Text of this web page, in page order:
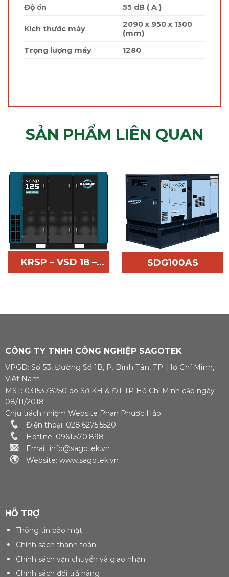
Độ ồn
55 dB ( A )
Kích thước máy
2090 x 950 x 1300
(mm)
Trọng lượng máy
1280
SẢN PHẨM LIÊN QUAN
KRSP – VSD 18 –
400
đầu trong ngành
trong về hiệu quả
suất từ 18 đến 400
kW, cung cấp lưu
CFM. [...]
SDG100AS
Kva Điện áp định
số Cosphi 0.8 Số
CÔNG TY TNHH CÔNG NGHIỆP SAGOTEK
VPGD: Số 53, Đường Số 1B, P. Bình Tân, TP. Hồ Chí Minh,
Việt Nam
MST: 0315378250 do Sở KH & ĐT TP Hồ Chí Minh cấp ngày
08/11/2018
Chịu trách nhiệm Website Phan Phước Hảo
Điện thoại: 028.6275.5520
Hotline: 0961.570.898
Email: info@sagotek.vn
Website: www.sagotek.vn
HỖ TRỢ
Thông tin bảo mật
Chính sách thanh toán
Chính sách vận chuyển và giao nhận
Chính sách đổi trả hàng